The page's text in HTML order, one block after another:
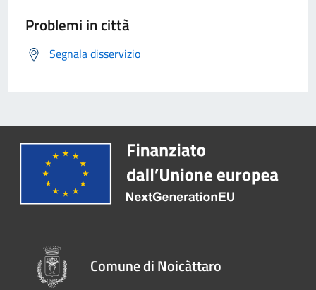
Problemi in città
Segnala disservizio
Comune di Noicàttaro